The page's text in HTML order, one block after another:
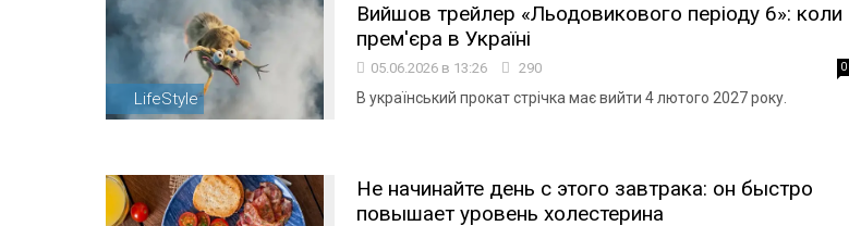
LifeStyle
Вийшов трейлер «Льодовикового періоду 6»: коли
прем'єра в Україні
05.06.2026 в 13:26 290 0
В український прокат стрічка має вийти 4 лютого 2027 року.
Не начинайте день с этого завтрака: он быстро
повышает уровень холестерина